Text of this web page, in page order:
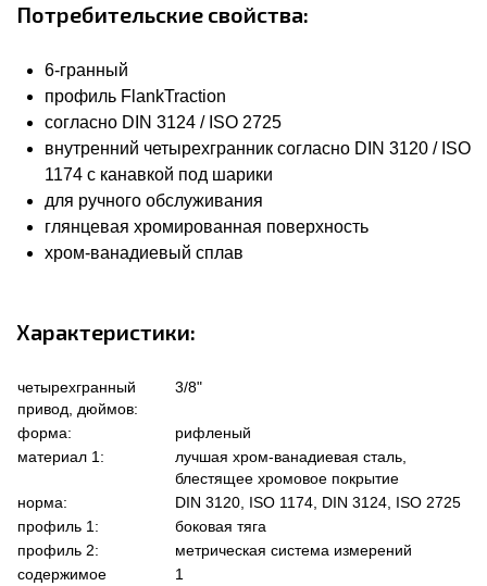
Потребительские свойства:
6-гранный
профиль FlankTraction
согласно DIN 3124 / ISO 2725
внутренний четырехгранник согласно DIN 3120 / ISO
1174 с канавкой под шарики
для ручного обслуживания
глянцевая хромированная поверхность
хром-ванадиевый сплав
Характеристики:
четырехгранный
привод, дюймов:
3/8"
форма:
рифленый
материал 1:
лучшая хром-ванадиевая сталь,
блестящее хромовое покрытие
норма:
DIN 3120, ISO 1174, DIN 3124, ISO 2725
профиль 1:
боковая тяга
профиль 2:
метрическая система измерений
содержимое
1